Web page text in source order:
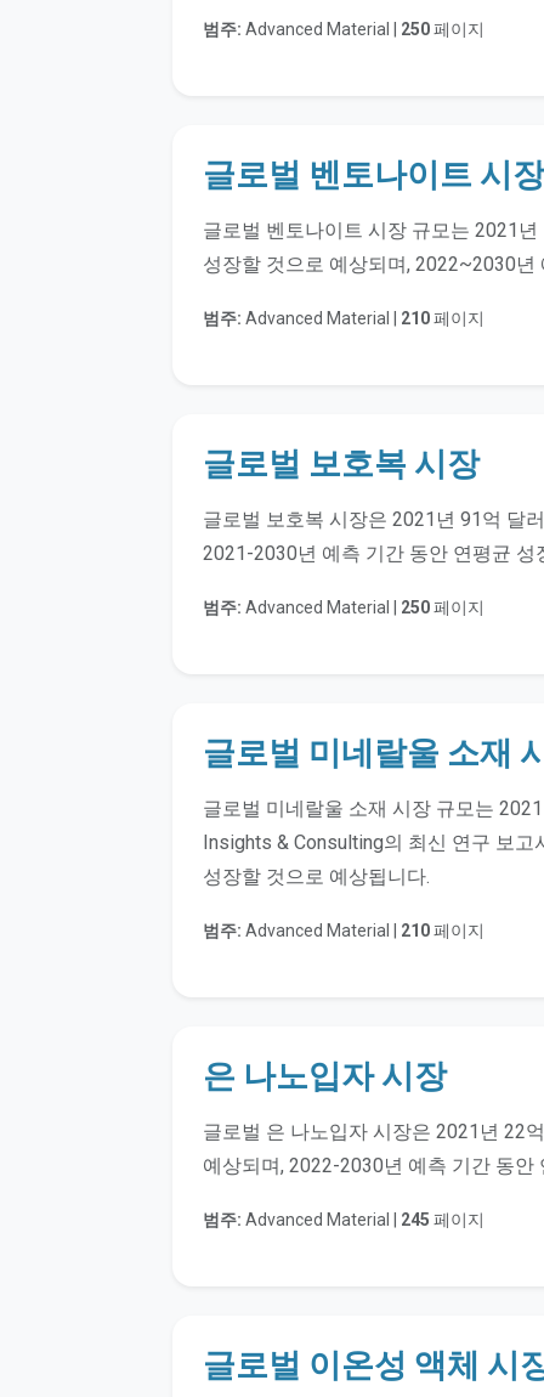
범주: Advanced Material | 250페이지
글로벌 벤토나이트 시장
글로벌 벤토나이트 시장 규모는 2021
성장할 것으로 예상되며, 2022~2030년
범주: Advanced Material | 210페이지
글로벌 보호복 시장
글로벌 보호복 시장은 2021년 91억 달
2021-2030년 예측 기간 동안 연평균 성
범주: Advanced Material | 250페이지
글로벌 미네랄울 소재
글로벌 미네랄울 소재 시장 규모는
Insights & Consulting의 최신 연구 보
성장할 것으로 예상됩니다.
범주: Advanced Material | 210페이지
은 나노입자 시장
글로벌 은 나노입자 시장은 2021년 22
예상되며, 2022-2030년 예측 기간 동안
범주: Advanced Material | 245 페이지
글로벌 이온성 액체 시